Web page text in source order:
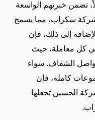
تضمن خبرتهم الواسعة
شركة سكراب، مما يسمح
إلى ذلك، فإن
كل معاملة، حيث
الشفاف. سواء
كاملة، فإن
شركة الحسين تجعلها